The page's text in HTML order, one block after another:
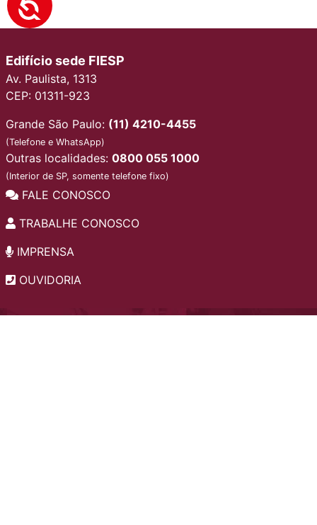
Edifício sede FIESP
Av. Paulista, 1313
CEP: 01311-923
Grande São Paulo: (11) 4210-4455
(Telefone e WhatsApp)
Outras localidades: 0800 055 1000
(Interior de SP, somente telefone fixo)
FALE CONOSCO
TRABALHE CONOSCO
IMPRENSA
OUVIDORIA